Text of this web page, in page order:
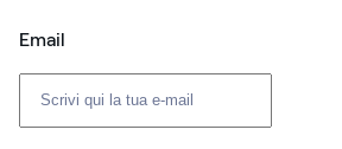
Login: user e password
Email